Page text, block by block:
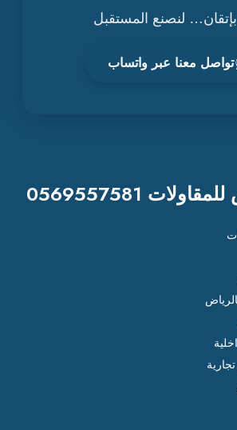
لنصنع المستقبل
تواصل معنا عبر واتساب
0569557581